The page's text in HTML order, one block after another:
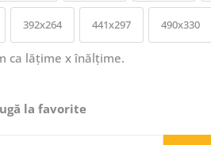
392x264 441x297 490x330
ca lățime x înălțime.
la favorite